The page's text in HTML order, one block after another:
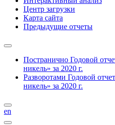
Центр загрузки
Карта сайта
Предыдущие отчеты
Постранично Годовой
никель» за 2020 г.
Разворотами Годовой
никель» за 2020 г.
en